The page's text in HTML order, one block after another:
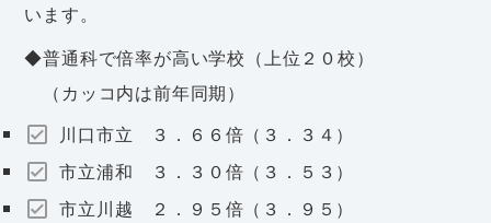
います。
◆普通科で倍率が高い学校（上位２０校）
（カッコ内は前年同期）
川口市立 ３．６６倍（３．３４）
市立浦和 ３．３０倍（３．５３）
市立川越 ２．９５倍（３．９５）